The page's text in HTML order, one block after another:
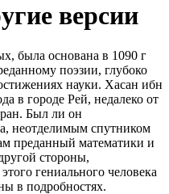
версии
была основана в 1090 г
поэзии, глубоко
науки. Хасан ибн
в городе Рей, недалеко от
Был ли он
неотделимым спутником
преданный математики и
стороны,
гениального человека
в подробностях.